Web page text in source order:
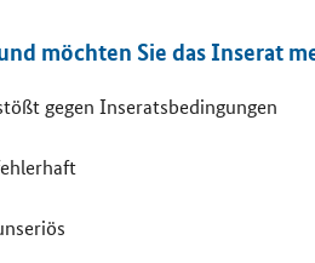
möchten Sie das Inserat
gegen Inseratsbedingungen